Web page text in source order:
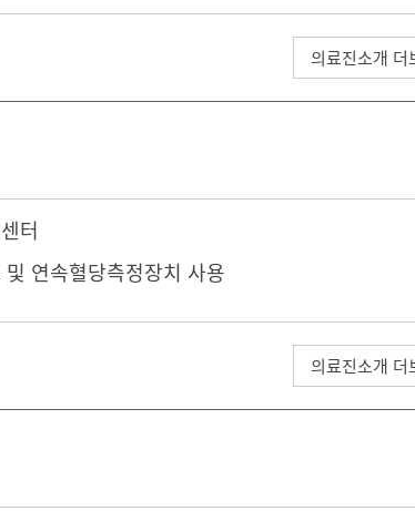
의료진소개 더
터
연속혈당측정장치 사용
의료진소개 더